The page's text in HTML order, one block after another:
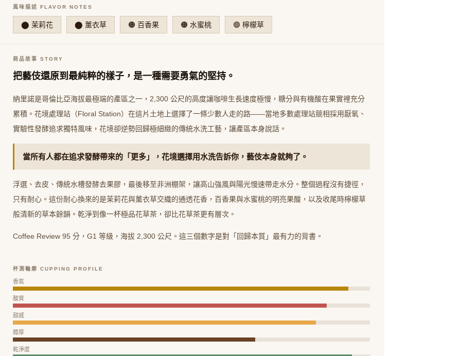
風味描述 FLAVOR NOTES
⬤ 茉莉花 ⬤ 薰衣草 🟠 百香果 🟠 水蜜桃 🟢 檸檬草
商品故事 STORY
把藝伎還原到最純粹的樣子，是一種需要勇氣的堅持。
納里諾是哥倫比亞海拔最極端的產區之一，2,300 公尺的高度讓咖啡生長速度極慢，糖分與有機酸在果實裡充分
累積。花境處理站（Floral Station）在這片土地上選擇了一條少數人走的路——當地多數處理站競相採用厭氧、
實驗性發酵追求獨特風味，花境卻逆勢回歸極細緻的傳統水洗工藝，讓產區本身說話。
當所有人都在追求發酵帶來的「更多」，花境選擇用水洗告訴你，藝伎本身就夠了。
浮選、去皮、傳統水槽發酵去果膠，最後移至非洲棚架，讓高山強風與陽光慢速帶走水分。整個過程沒有捷徑，
只有耐心。這份耐心換來的是茉莉花與薰衣草交織的通透花香，百香果與水蜜桃的明亮果酸，以及收尾時檸檬草
般清新的草本餘韻。乾淨到像一杯極品花草茶，卻比花草茶更有層次。
Coffee Review 95 分，G1 等級，海拔 2,300 公尺。這三個數字是對「回歸本質」最有力的背書。
杯測輪廓 CUPPING PROFILE
香氣
酸質
甜感
醇厚
乾淨度